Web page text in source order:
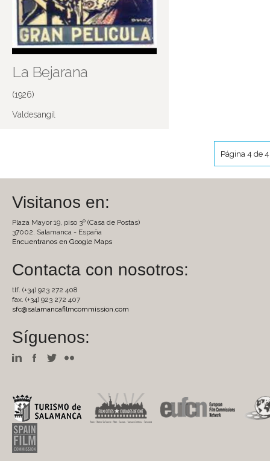
La Bejarana
(1926)
Valdesangil
Página 4 de
Visitanos en:
Plaza Mayor 19, piso 3º (Casa de Postas)
37002. Salamanca - España
Encuentranos en Google Maps
Contacta con nosotros:
tlf. (+34) 923 272 408
fax. (+34) 923 272 407
sfc@salamancafilmcommission.com
Síguenos: